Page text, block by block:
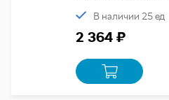
В наличии 25 ед
2 364 ₽